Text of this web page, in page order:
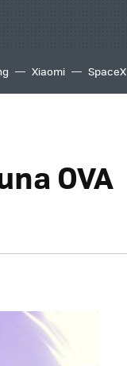
Xiaomi SpaceX
OVA